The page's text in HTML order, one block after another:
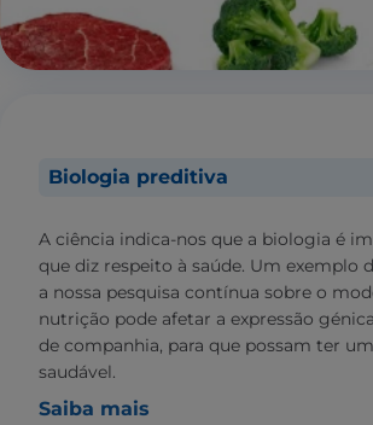
Biologia preditiva
A ciência indica-nos que a biologia é
que diz respeito à saúde. Um exemplo
a nossa pesquisa contínua sobre o
nutrição pode afetar a expressão
de companhia, para que possam ter
saudável.
Saiba mais